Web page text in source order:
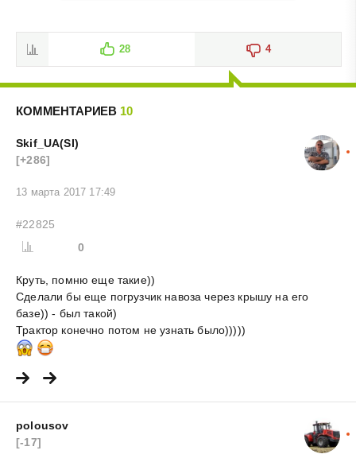
28 4
КОММЕНТАРИЕВ 10
Skif_UA(SI)
[+286]
13 марта 2017 17:49
#22825
0
Круть, помню еще такие))
Сделали бы еще погрузчик навоза через крышу на его
базе)) - был такой)
Трактор конечно потом не узнать было)))))
polousov
[-17]